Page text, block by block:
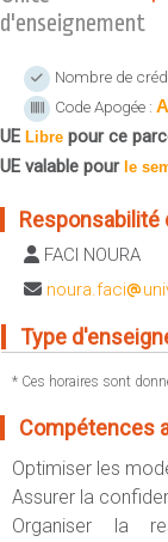
Sportives)
UFR Biosciences
GEP (Génie
Informatique
Plan et accès
OUTILS
Intranet des
Moodle
Emploi du temps
Messagerie
Stage et emploi
Portefeuille
d'enseignement
Nombre de
Code Apogée :
UE Libre pour ce
UE valable pour le
Responsabilité
FACI NOURA
noura.faci
Type
* Ces horaires sont
Compétences
Optimiser les
Assurer la
Organiser la